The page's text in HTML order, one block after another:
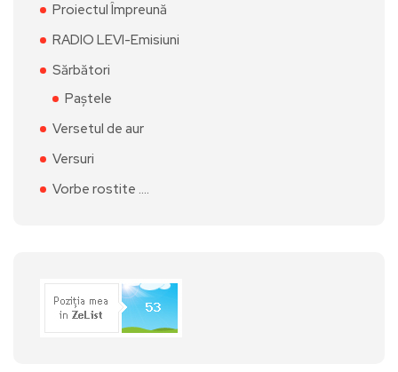
Proiectul Împreună
RADIO LEVI-Emisiuni
Sărbători
Paștele
Versetul de aur
Versuri
Vorbe rostite ….